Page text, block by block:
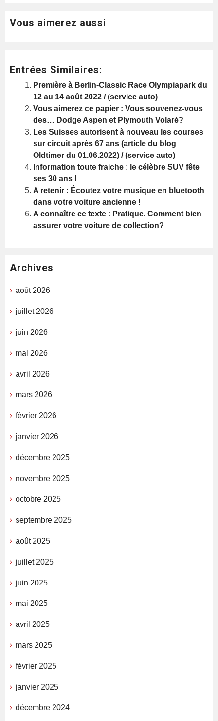
Vous aimerez aussi
Entrées Similaires:
Première à Berlin-Classic Race Olympiapark du
12 au 14 août 2022 / (service auto)
Vous aimerez ce papier : Vous souvenez-vous
des… Dodge Aspen et Plymouth Volaré?
Les Suisses autorisent à nouveau les courses
sur circuit après 67 ans (article du blog
Oldtimer du 01.06.2022) / (service auto)
Information toute fraiche : le célèbre SUV fête
ses 30 ans !
A retenir : Écoutez votre musique en bluetooth
dans votre voiture ancienne !
A connaître ce texte : Pratique. Comment bien
assurer votre voiture de collection?
Archives
août 2026
juillet 2026
juin 2026
mai 2026
avril 2026
mars 2026
février 2026
janvier 2026
décembre 2025
novembre 2025
octobre 2025
septembre 2025
août 2025
juillet 2025
juin 2025
mai 2025
avril 2025
mars 2025
février 2025
janvier 2025
décembre 2024